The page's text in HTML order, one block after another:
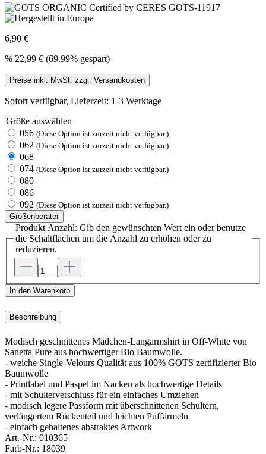
6,90 €
% 22,99 € (69.99% gespart)
Preise inkl. MwSt. zzgl. Versandkosten
Sofort verfügbar, Lieferzeit: 1-3 Werktage
Größe auswählen
056 (Diese Option ist zurzeit nicht verfügbar.)
062 (Diese Option ist zurzeit nicht verfügbar.)
068
074 (Diese Option ist zurzeit nicht verfügbar.)
080
086
092 (Diese Option ist zurzeit nicht verfügbar.)
Größenberater
Produkt Anzahl: Gib den gewünschten Wert ein oder benutze
die Schaltflächen um die Anzahl zu erhöhen oder zu
reduzieren.
In den Warenkorb
Beschreibung
Modisch geschnittenes Mädchen-Langarmshirt in Off-White von
Sanetta Pure aus hochwertiger Bio Baumwolle.
- weiche Single-Velours Qualität aus 100% GOTS zertifizierter Bio
Baumwolle
- Printlabel und Paspel im Nacken als hochwertige Details
- mit Schulterverschluss für ein einfaches Umziehen
- modisch legere Passform mit überschnittenen Schultern,
verlängertem Rückenteil und leichten Puffärmeln
- einfach gehaltenes abstraktes Artwork
Art.-Nr.: 010365
Farb-Nr.: 18039